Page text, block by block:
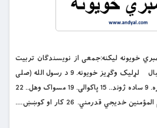
خويونه لیکنه:جمعی از نویسندګان تربیت
معلم ژباړن: ډاکټر ذبيح الله اقبال لړليک وګړيز خويونه. 9 د رسول الله (صلی
الله علیه وآله وسلم) ټولنيزه وګړه. 9 ساده ژوند.. 15 پاکوالى. 19 مسواک وهل.. 22
قدرمني او حق پېژندنه. 23 د ام المؤمنين خديجي قدرمني. 26 کار او کوښښ….